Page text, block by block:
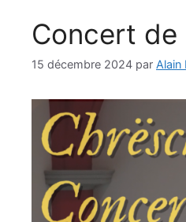
Concert
15 décembre 2024 par Alain